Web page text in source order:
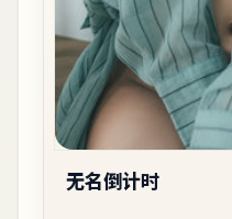
无名倒计时